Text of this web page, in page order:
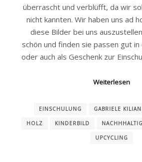
überrascht und verblüfft, da wir
nicht kannten. Wir haben uns ad
diese Bilder bei uns
schön und finden sie passen gut
oder auch als Geschenk zur
Weiterlesen
EINSCHULUNG GABRIELE KILIAN
HOLZ KINDERBILD
UPCYCLING